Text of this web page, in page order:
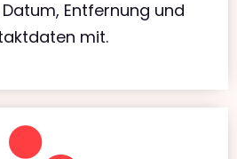
Entfernung und
mit.